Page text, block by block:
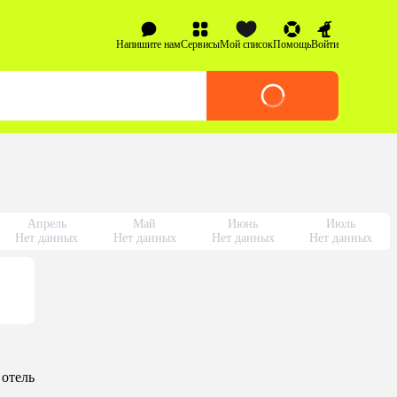
Напишите намСервисыМой списокПомощьВойти
Апрель
Нет данных
Май
Нет данных
Июнь
Нет данных
Июль
Нет данных